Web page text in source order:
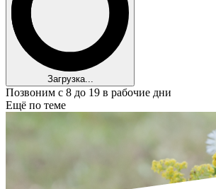
Загрузка...
Позвоним с 8 до 19 в рабочие дни
Ещё по теме